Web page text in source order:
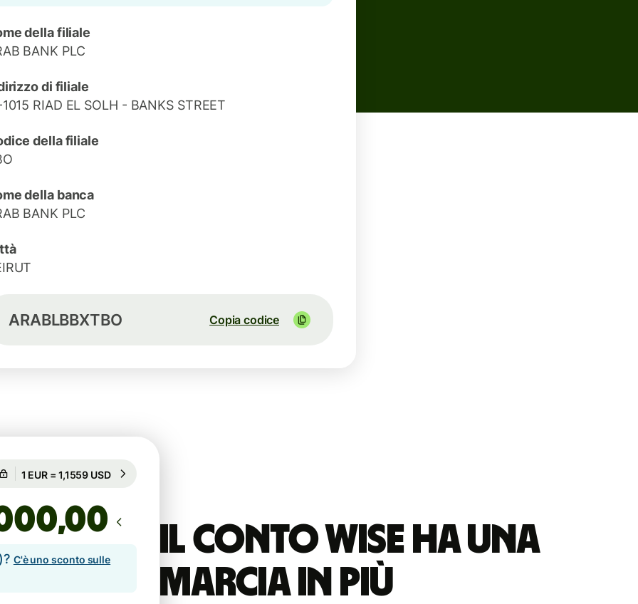
della filiale
BANK PLC
di filiale
1015 RIAD EL SOLH - BANKS STREET
della filiale
della banca
BANK PLC
ARABLBBXTBO Copia codice
Il conto Wise ha una
marcia in più
Garantito per 51h
,00
C'è uno sconto sulle